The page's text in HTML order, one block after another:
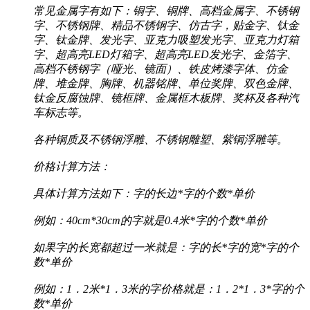
常见金属字有如下：铜字、铜牌、高档金属字、不锈钢
字、不锈钢牌、精品不锈钢字、仿古字，贴金字、钛金
字、钛金牌、发光字、亚克力吸塑发光字、亚克力灯箱
字、超高亮LED灯箱字、超高亮LED发光字、金箔字、
高档不锈钢字（哑光、镜面）、铁皮烤漆字体、仿金
牌、堆金牌、胸牌、机器铭牌、单位奖牌、双色金牌、
钛金反腐蚀牌、镜框牌、金属框木板牌、奖杯及各种汽
车标志等。
各种铜质及不锈钢浮雕、不锈钢雕塑、紫铜浮雕等。
价格计算方法：
具体计算方法如下：字的长边*字的个数*单价
例如：40cm*30cm的字就是0.4米*字的个数*单价
如果字的长宽都超过一米就是：字的长*字的宽*字的个
数*单价
例如：1．2米*1．3米的字价格就是：1．2*1．3*字的个
数*单价